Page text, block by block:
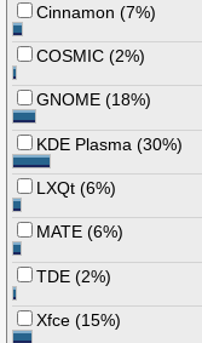
Cinnamon (7%)
COSMIC (2%)
GNOME (18%)
KDE Plasma (30%)
LXQt (6%)
MATE (6%)
TDE (2%)
Xfce (15%)